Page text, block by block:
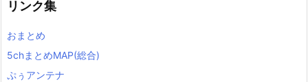
リンク集
おまとめ
5chまとめMAP(総合)
ぷぅアンテナ